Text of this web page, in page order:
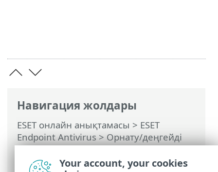
Навигация жолдары
ESET онлайн анықтамасы > ESET
Endpoint Antivirus>Орнату/деңгейді
көтеру>ESET AV Remover арқылы
орнату> ESET AV Remover арқылы жою
Your account, your cookies